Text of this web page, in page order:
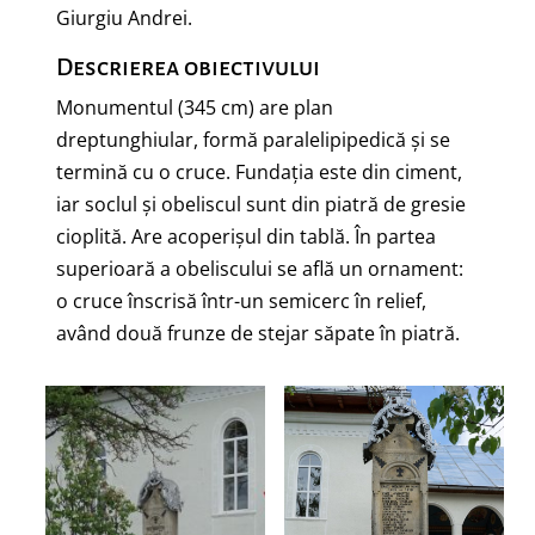
Giurgiu Andrei.
Descrierea obiectivului
Monumentul (345 cm) are plan
dreptunghiular, formă paralelipipedică şi se
termină cu o cruce. Fundaţia este din ciment,
iar soclul şi obeliscul sunt din piatră de gresie
cioplită. Are acoperişul din tablă. În partea
superioară a obeliscului se află un ornament:
o cruce înscrisă într-un semicerc în relief,
având două frunze de stejar săpate în piatră.